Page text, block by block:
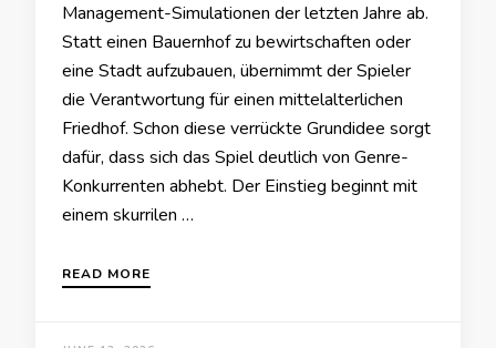
Management-Simulationen der letzten Jahre ab.
Statt einen Bauernhof zu bewirtschaften oder
eine Stadt aufzubauen, übernimmt der Spieler
die Verantwortung für einen mittelalterlichen
Friedhof. Schon diese verrückte Grundidee sorgt
dafür, dass sich das Spiel deutlich von Genre-
Konkurrenten abhebt. Der Einstieg beginnt mit
einem skurrilen …
READ MORE